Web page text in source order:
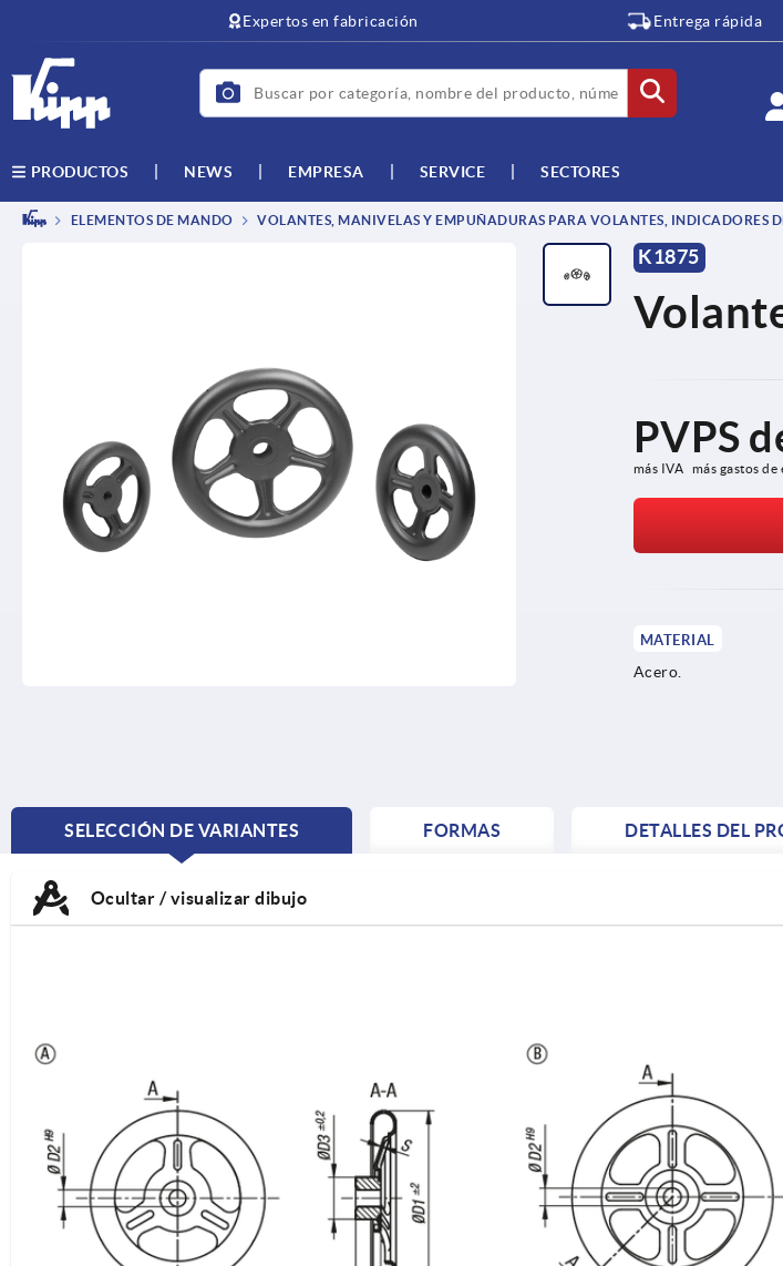
Expertos en fabricación Entrega rápida
PRODUCTOS NEWS EMPRESA SERVICE SECTORES
ELEMENTOS DE MANDO VOLANTES, MANIVELAS Y EMPUÑADURAS PARA VOLANTES, INDICADORES
K1875
PVPS
más IVA más gastos de
MATERIAL
Acero.
SELECCIÓN DE VARIANTES
CURRENT
FORMAS DETALLES DEL
Ocultar / visualizar dibujo